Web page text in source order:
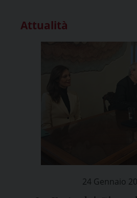
Attualità
24 Gennaio